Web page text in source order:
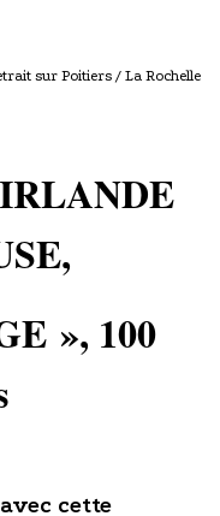
sur Poitiers / La Rochelle
», 100
cette